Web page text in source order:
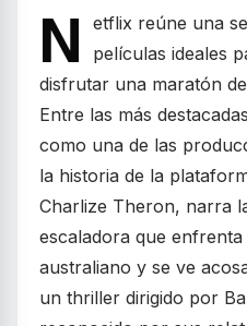
N
etflix reúne una
películas ideales
disfrutar una maratón
Entre las más
como una de las
la historia de la
Charlize Theron, narra
escaladora que
australiano y se ve
un thriller dirigido por